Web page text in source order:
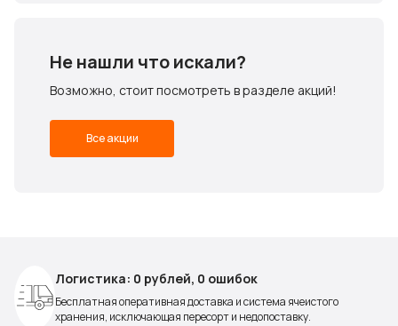
Не нашли что искали?
Возможно, стоит посмотреть в разделе акций!
Все акции
Логистика: 0 рублей, 0 ошибок
Бесплатная оперативная доставка и система ячеистого
хранения, исключающая пересорт и недопоставку.